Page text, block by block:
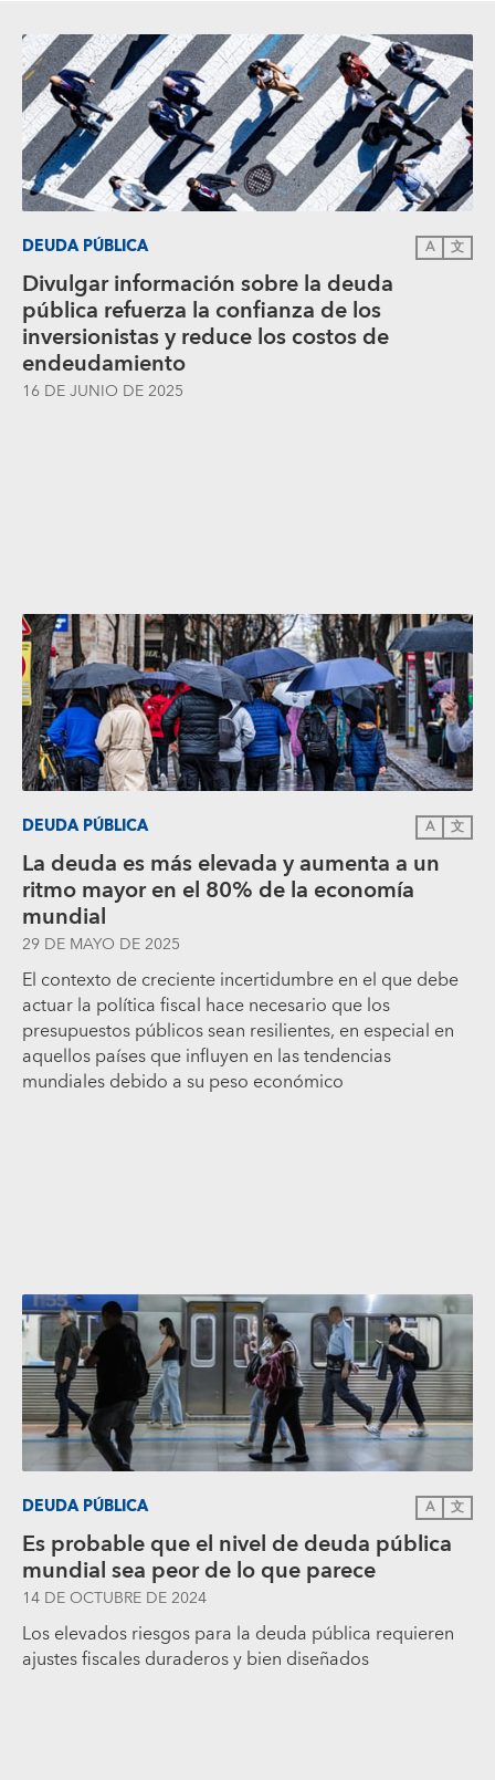
DEUDA PÚBLICA A 文
Divulgar información sobre la deuda
pública refuerza la confianza de los
inversionistas y reduce los costos de
endeudamiento
16 DE JUNIO DE 2025
DEUDA PÚBLICA A 文
La deuda es más elevada y aumenta a un
ritmo mayor en el 80% de la economía
mundial
29 DE MAYO DE 2025
El contexto de creciente incertidumbre en el que debe
actuar la política fiscal hace necesario que los
presupuestos públicos sean resilientes, en especial en
aquellos países que influyen en las tendencias
mundiales debido a su peso económico
DEUDA PÚBLICA A 文
Es probable que el nivel de deuda pública
mundial sea peor de lo que parece
14 DE OCTUBRE DE 2024
Los elevados riesgos para la deuda pública requieren
ajustes fiscales duraderos y bien diseñados